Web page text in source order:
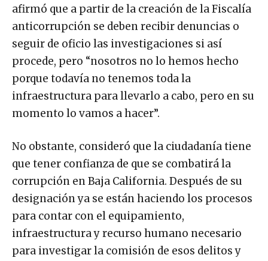
afirmó que a partir de la creación de la Fiscalía
anticorrupción se deben recibir denuncias o
seguir de oficio las investigaciones si así
procede, pero “nosotros no lo hemos hecho
porque todavía no tenemos toda la
infraestructura para llevarlo a cabo, pero en su
momento lo vamos a hacer”.
No obstante, consideró que la ciudadanía tiene
que tener confianza de que se combatirá la
corrupción en Baja California. Después de su
designación ya se están haciendo los procesos
para contar con el equipamiento,
infraestructura y recurso humano necesario
para investigar la comisión de esos delitos y